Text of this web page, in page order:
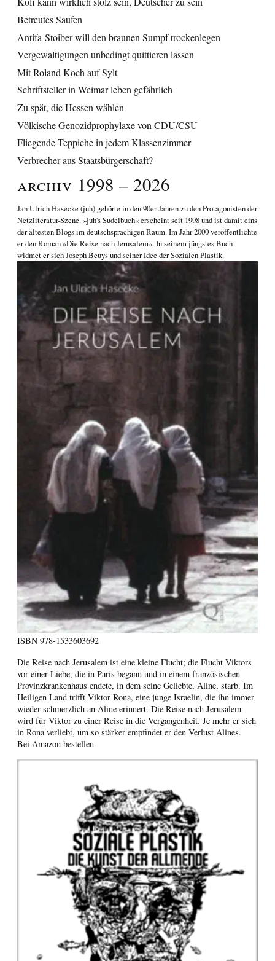
Betreutes Saufen
Antifa-Stoiber will den braunen Sumpf trockenlegen
Vergewaltigungen unbedingt quittieren lassen
Mit Roland Koch auf Sylt
Schriftsteller in Weimar leben gefährlich
Zu spät, die Hessen wählen
Völkische Genozidprophylaxe von CDU/CSU
Fliegende Teppiche in jedem Klassenzimmer
Verbrecher aus Staatsbürgerschaft?
Archiv 1998 – 2026
Jan Ulrich Hasecke (juh) gehörte in den 90er Jahren zu den Protagonisten der
Netzliteratur-Szene. »juh's Sudelbuch« erscheint seit 1998 und ist damit eins
der ältesten Blogs im deutschsprachigen Raum. Im Jahr 2000 veröffentlichte
er den Roman»Die Reise nach Jerusalem«. In seinem jüngstes Buch
widmet er sichJoseph Beuys und seiner Idee der Sozialen Plastik.
ISBN 978-1533603692
Die Reise nach Jerusalem ist eine kleine Flucht; die Flucht Viktors
vor einer Liebe, die in Paris begann und in einem französischen
Provinzkrankenhaus endete, in dem seine Geliebte, Aline, starb. Im
Heiligen Land trifft Viktor Rona, eine junge Israelin, die ihn immer
wieder schmerzlich an Aline erinnert. Die Reise nach Jerusalem
wird für Viktor zu einer Reise in die Vergangenheit. Je mehr er sich
in Rona verliebt, um so stärker empfindet er den Verlust Alines.
Bei Amazon bestellen